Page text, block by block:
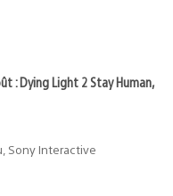
: Dying Light 2 Stay Human,
Sony Interactive